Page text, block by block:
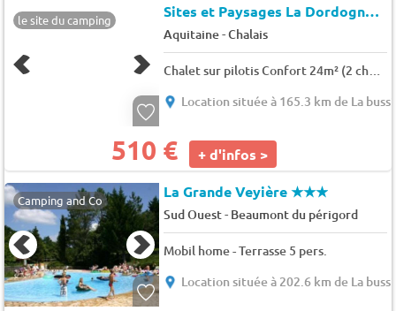
le site du camping Sites et Paysages La Dordogne Verte
Aquitaine-Chalais
Chalet sur pilotis Confort 24m² (2 chambres) + Terrasse - Bord De Rivière 4 pers.
Location située à 165.3 km de La
510 € + d'infos >
Camping and Co La Grande Veyière★★★
Sud Ouest- Beaumont du périgord
Mobil home - Terrasse 5 pers.
Location située à 202.6 km de La